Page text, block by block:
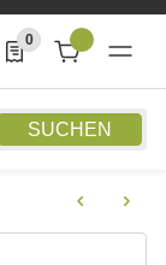
SUCHEN
0
0 Produkte in der